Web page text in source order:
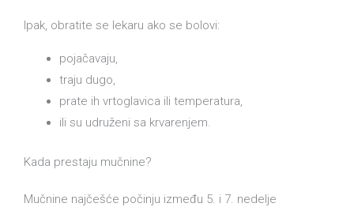
Ipak, obratite se lekaru ako se bolovi:
pojačavaju,
traju dugo,
prate ih vrtoglavica ili temperatura,
ili su udruženi sa krvarenjem.
Kada prestaju mučnine?
Mučnine najčešće počinju između 5. i 7. nedelje